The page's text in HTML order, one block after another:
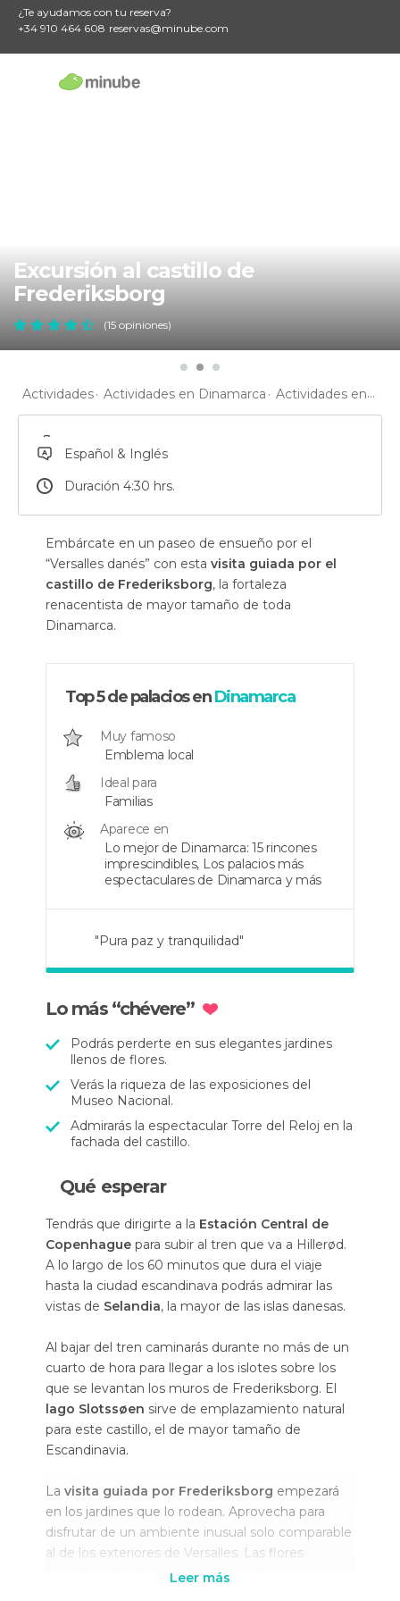
¿Te ayudamos con tu reserva?
+34 910 464 608 reservas@minube.com
Excursión al castillo de
Frederiksborg
(15 opiniones)
Actividades Actividades en Dinamarca Actividades en Copenhague
Español & Inglés
Duración 4:30 hrs.
Embárcate en un paseo de ensueño por el
“Versalles danés” con esta visita guiada por el
castillo de Frederiksborg, la fortaleza
renacentista de mayor tamaño de toda
Dinamarca.
Top 5 de palacios enDinamarca
Muy famoso
Emblema local
Ideal para
Familias
Aparece en
Lo mejor de Dinamarca: 15 rincones
imprescindibles, Los palacios más
espectaculares de Dinamarca y más
"Pura paz y tranquilidad"
"Un castillo de cuento"
"El palacio más grande de
Lo más “chévere”
Podrás perderte en sus elegantes jardines
llenos de flores.
Verás la riqueza de las exposiciones del
Museo Nacional.
Admirarás la espectacular Torre del Reloj en la
fachada del castillo.
Qué esperar
Tendrás que dirigirte a la Estación Central de
Copenhague para subir al tren que va a Hillerød.
A lo largo de los 60 minutos que dura el viaje
hasta la ciudad escandinava podrás admirar las
vistas de Selandia, la mayor de las islas danesas.
Al bajar del tren caminarás durante no más de un
cuarto de hora para llegar a los islotes sobre los
que se levantan los muros de Frederiksborg. El
lago Slotssøen sirve de emplazamiento natural
para este castillo, el de mayor tamaño de
Escandinavia.
La visita guiada por Frederiksborg empezará
en los jardines que lo rodean. Aprovecha para
disfrutar de un ambiente inusual solo comparable
al de los exteriores de Versalles. Las flores
aromáticas harán que desees perderte entre sus
Leer más